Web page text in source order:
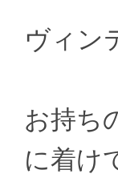
ヴィン
お持ち
に着け